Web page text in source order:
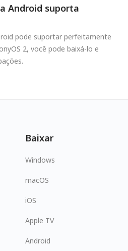
Android suporta
pode suportar perfeitamente
2, você pode baixá-lo e
Baixar
Windows
macOS
iOS
Apple TV
Android